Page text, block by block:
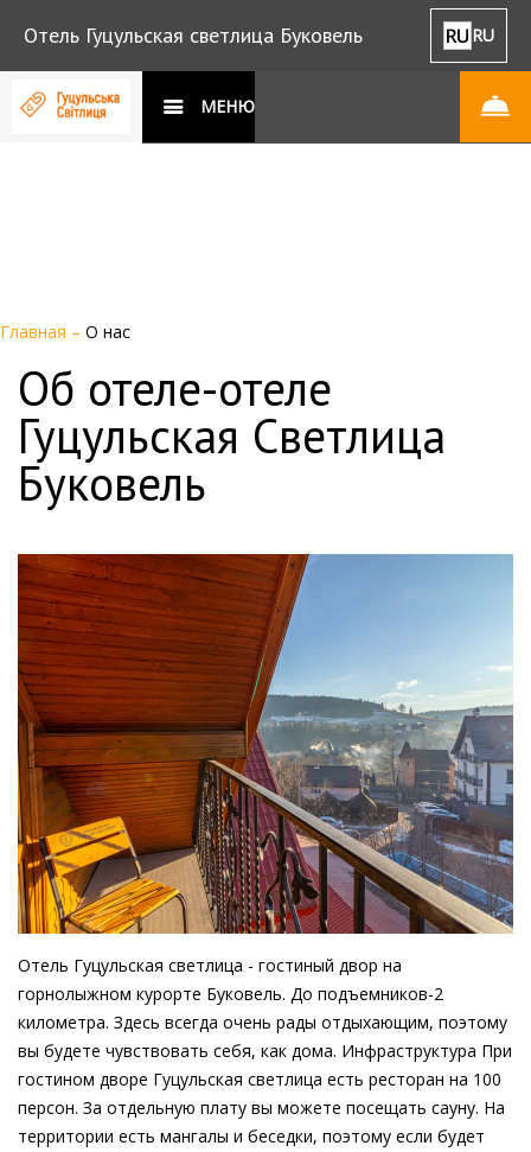
Отель Гуцульская светлица Буковель RU
МЕНЮ
Главная – О нас
Об отеле-отеле
Гуцульская Светлица
Буковель
Отель Гуцульская светлица - гостиный двор на
горнолыжном курорте Буковель. До подъемников-2
километра. Здесь всегда очень рады отдыхающим, поэтому
вы будете чувствовать себя, как дома. Инфраструктура При
гостином дворе Гуцульская светлица есть ресторан на 100
персон. За отдельную плату вы можете посещать сауну. На
территории есть мангалы и беседки, поэтому если будет